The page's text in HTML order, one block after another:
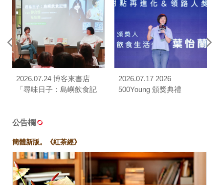
2026.07.24 博客來書店
「尋味日子：島嶼飲食記
2026.07.17 2026
500Young 頒獎典禮
公告欄
簡體新版。《紅茶經》